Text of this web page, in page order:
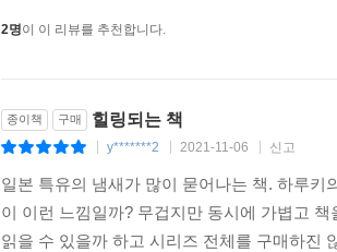
2명이 이 리뷰를 추천합니다.
종이책 구매 힐링되는 책
y*******2 2021-11-06 신고
일본 특유의 냄새가 많이 묻어나는 책. 하루
이 이런 느낌일까? 무겁지만 동시에 가볍고
읽을 수 있을까 하고 시리즈 전체를 구매하진